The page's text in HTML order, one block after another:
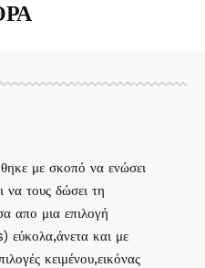
με σκοπό να ενώσει
να τους δώσει τη
απο μια επιλογή
και με
κειμένου,εικόνας